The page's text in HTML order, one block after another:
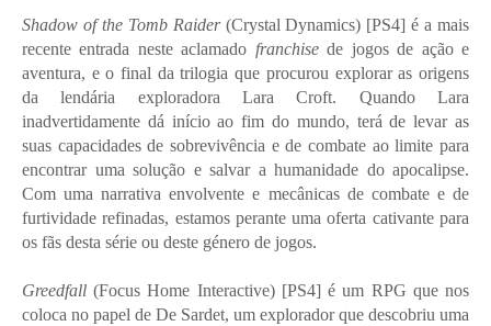
Shadow of the Tomb Raider(Crystal Dynamics) [PS4] é a mais
recente entrada neste aclamado franchisede jogos de ação e
aventura, e o final da trilogia que procurou explorar as origens
da lendária exploradora Lara Croft. Quando Lara
inadvertidamente dá início ao fim do mundo, terá de levar as
suas capacidades de sobrevivência e de combate ao limite para
encontrar uma solução e salvar a humanidade do apocalipse.
Com uma narrativa envolvente e mecânicas de combate e de
furtividade refinadas, estamos perante uma oferta cativante para
os fãs desta série ou deste género de jogos.
Greedfall (Focus Home Interactive) [PS4] é um RPG que nos
coloca no papel de De Sardet, um explorador que descobriu uma